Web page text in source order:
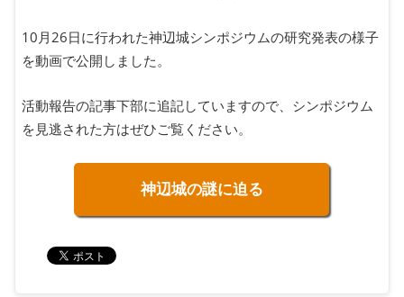
10月26日に行われた神辺城シンポジウムの研究発表の様子
を動画で公開しました。
活動報告の記事下部に追記していますので、シンポジウム
を見逃された方はぜひご覧ください。
神辺城の謎に迫る